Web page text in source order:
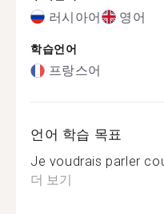
러시아어 영어
학습언어
프랑스어
언어 학습 목표
Je voudrais parler
더 보기